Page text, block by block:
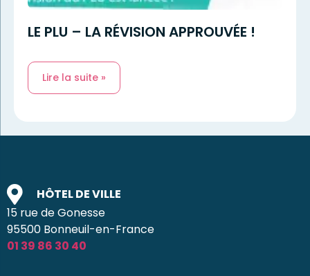
LE PLU – LA RÉVISION APPROUVÉE !
Lire la suite »
HÔTEL DE VILLE
15 rue de Gonesse
95500 Bonneuil-en-France
01 39 86 30 40